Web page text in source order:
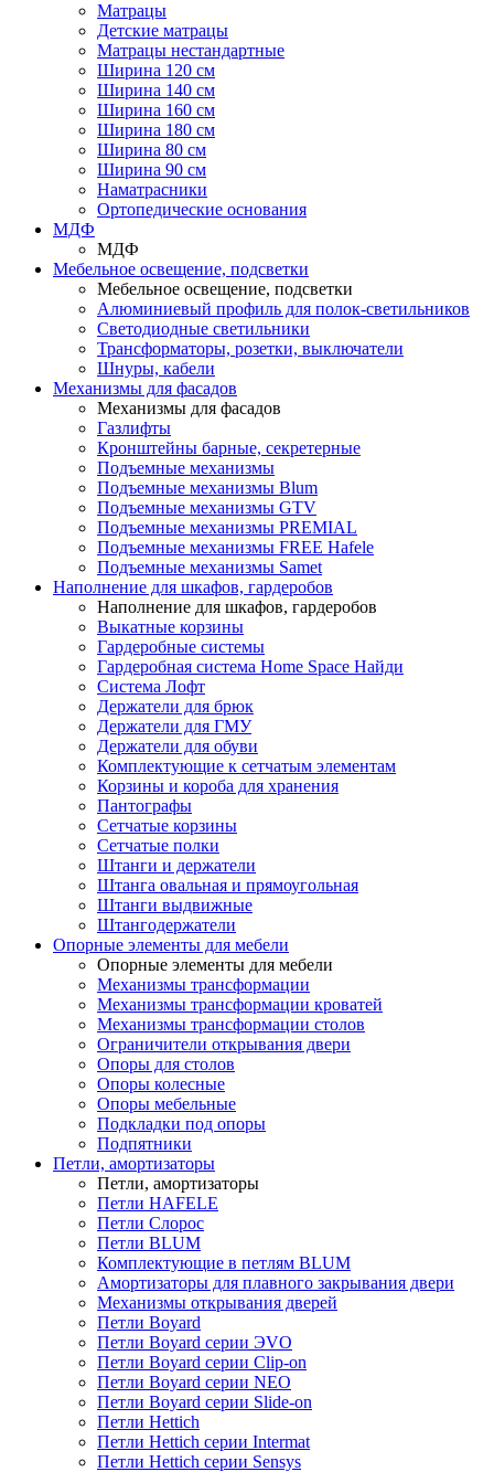
Матрацы
Детские матрацы
Матрацы нестандартные
Ширина 120 см
Ширина 140 см
Ширина 160 см
Ширина 180 см
Ширина 80 см
Ширина 90 см
Наматрасники
Ортопедические основания
МДФ
МДФ
Мебельное освещение, подсветки
Мебельное освещение, подсветки
Алюминиевый профиль для полок-светильников
Светодиодные светильники
Трансформаторы, розетки, выключатели
Шнуры, кабели
Механизмы для фасадов
Механизмы для фасадов
Газлифты
Кронштейны барные, секретерные
Подъемные механизмы
Подъемные механизмы Blum
Подъемные механизмы GTV
Подъемные механизмы PREMIAL
Подъемные механизмы FREE Hafele
Подъемные механизмы Samet
Наполнение для шкафов, гардеробов
Наполнение для шкафов, гардеробов
Выкатные корзины
Гардеробные системы
Гардеробная система Home Space Найди
Система Лофт
Держатели для брюк
Держатели для ГМУ
Держатели для обуви
Комплектующие к сетчатым элементам
Корзины и короба для хранения
Пантографы
Сетчатые корзины
Сетчатые полки
Штанги и держатели
Штанга овальная и прямоугольная
Штанги выдвижные
Штангодержатели
Опорные элементы для мебели
Опорные элементы для мебели
Механизмы трансформации
Механизмы трансформации кроватей
Механизмы трансформации столов
Ограничители открывания двери
Опоры для столов
Опоры колесные
Опоры мебельные
Подкладки под опоры
Подпятники
Петли, амортизаторы
Петли, амортизаторы
Петли HAFELE
Петли Слорос
Петли BLUM
Комплектующие в петлям BLUM
Амортизаторы для плавного закрывания двери
Механизмы открывания дверей
Петли Boyard
Петли Boyard серии ЭVO
Петли Boyard серии Clip-on
Петли Boyard серии NEO
Петли Boyard серии Slide-on
Петли Hettich
Петли Hettich серии Intermat
Петли Hettich серии Sensys